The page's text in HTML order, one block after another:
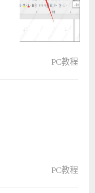
PC教程
PC教程